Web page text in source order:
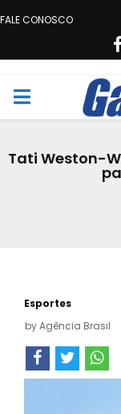
FALE CONOSCO
M
Tati Weston-
Esportes
byAgência Brasil